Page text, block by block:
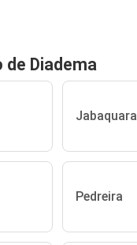
Diadema
Jabaquara
Pedreira